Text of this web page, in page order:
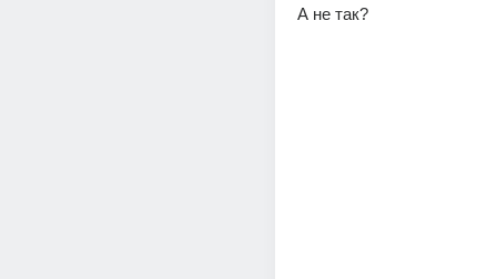
А не так?